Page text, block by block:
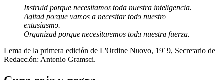
Instruid porque necesitamos toda nuestra inteligencia.
Agitad porque vamos a necesitar todo nuestro
entusiasmo.
Organizad porque necesitaremos toda nuestra fuerza.
Lema de la primera edición de L'Ordine Nuovo, 1919, Secretario de
Redacción: Antonio Gramsci.